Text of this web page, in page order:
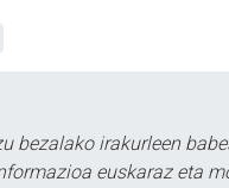
bezalako irakurleen
euskaraz eta